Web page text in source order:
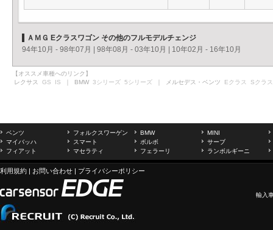
ＡＭＧ Eクラスワゴン その他のフルモデルチェンジ
94年10月 - 98年07月
98年08月 - 03年10月 10年02月 - 16年10月
【オススメ車種へのリンク】
レクサス GS IS ｜ BMW 3シリーズ 5シリーズ ｜ メルセデス・ベンツ Eクラス Sクラス
ベンツ フォルクスワーゲン BMW
MINI
マイバッハ
スマート ボルボ
サーブ
フィアット
マセラティ フェラーリ ランボルギーニ
利用規約 | お問い合わせ | プライバシーポリシー
輸入